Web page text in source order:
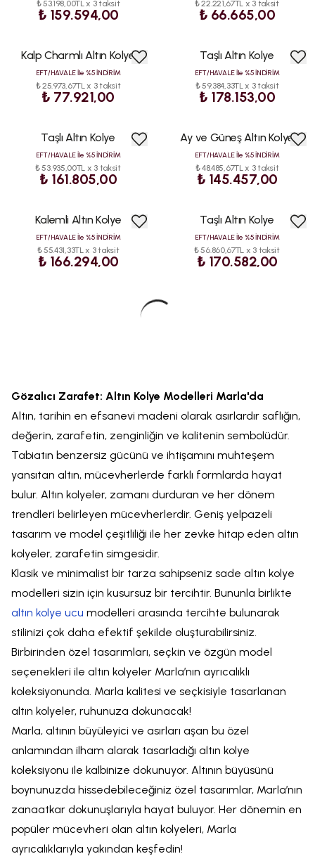
₺ 53.198,00TL x 3 taksit
₺ 159.594,00
₺ 22.221,67TL x 3 taksit
₺ 66.665,00
Kalp Charmlı Altın Kolye
EFT/HAVALE İle %5 İNDİRİM
₺ 25.973,67TL x 3 taksit
₺ 77.921,00
Taşlı Altın Kolye
EFT/HAVALE İle %5 İNDİRİM
₺ 59.384,33TL x 3 taksit
₺ 178.153,00
Taşlı Altın Kolye
EFT/HAVALE İle %5 İNDİRİM
₺ 53.935,00TL x 3 taksit
₺ 161.805,00
Ay ve Güneş Altın Kolye
EFT/HAVALE İle %5 İNDİRİM
₺ 48.485,67TL x 3 taksit
₺ 145.457,00
Kalemli Altın Kolye
EFT/HAVALE İle %5 İNDİRİM
₺ 55.431,33TL x 3 taksit
₺ 166.294,00
Taşlı Altın Kolye
EFT/HAVALE İle %5 İNDİRİM
₺ 56.860,67TL x 3 taksit
₺ 170.582,00
Gözalıcı Zarafet: Altın Kolye Modelleri Marla'da
Altın, tarihin en efsanevi madeni olarak asırlardır saflığın,
değerin, zarafetin, zenginliğin ve kalitenin sembolüdür.
Tabiatın benzersiz gücünü ve ihtişamını muhteşem
yansıtan altın, mücevherlerde farklı formlarda hayat
bulur. Altın kolyeler, zamanı durduran ve her dönem
trendleri belirleyen mücevherlerdir. Geniş yelpazeli
tasarım ve model çeşitliliği ile her zevke hitap eden altın
kolyeler, zarafetin simgesidir.
Klasik ve minimalist bir tarza sahipseniz sade altın kolye
modelleri sizin için kusursuz bir tercihtir. Bununla birlikte
altın kolye ucu modelleri arasında tercihte bulunarak
stilinizi çok daha efektif şekilde oluşturabilirsiniz.
Birbirinden özel tasarımları, seçkin ve özgün model
seçenekleri ile altın kolyeler Marla’nın ayrıcalıklı
koleksiyonunda. Marla kalitesi ve seçkisiyle tasarlanan
altın kolyeler, ruhunuza dokunacak!
Marla, altının büyüleyici ve asırları aşan bu özel
anlamından ilham alarak tasarladığı altın kolye
koleksiyonu ile kalbinize dokunuyor. Altının büyüsünü
boynunuzda hissedebileceğiniz özel tasarımlar, Marla’nın
zanaatkar dokunuşlarıyla hayat buluyor. Her dönemin en
popüler mücevheri olan altın kolyeleri, Marla
ayrıcalıklarıyla yakından keşfedin!